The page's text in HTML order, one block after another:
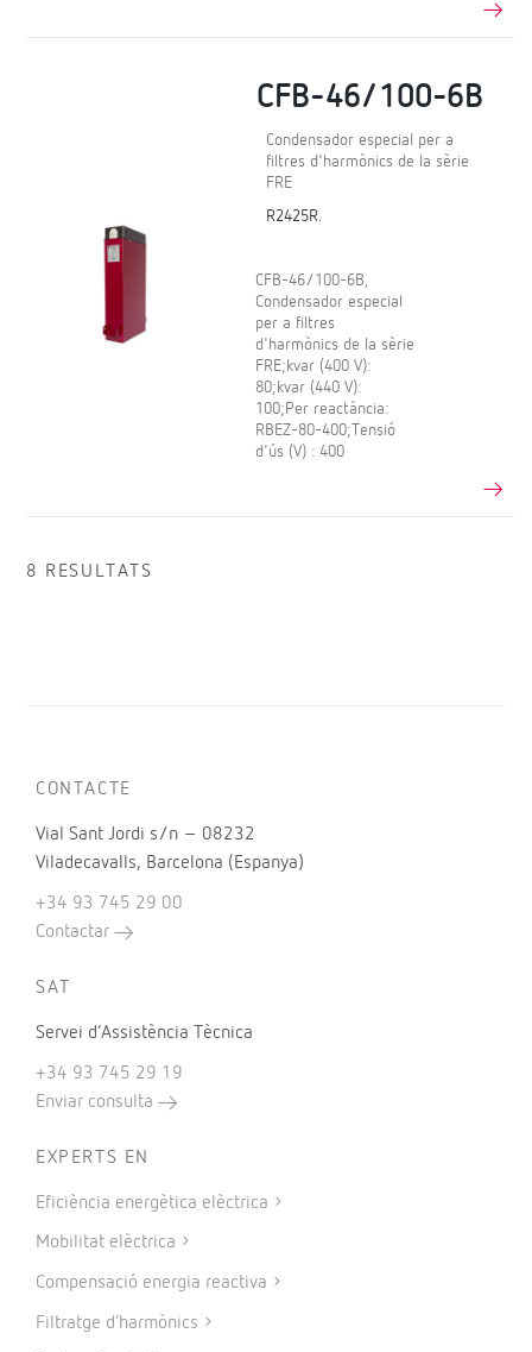
CFB-46/100-6B
Condensador especial per a
filtres d'harmònics de la sèrie
FRE
R2425R.
CFB-46/100-6B,
Condensador especial
per a filtres
d'harmònics de la sèrie
FRE;kvar (400 V):
80;kvar (440 V):
100;Per reactància:
RBEZ-80-400;Tensió
d'ús (V) : 400
8 RESULTATS
CONTACTE
Vial Sant Jordi s/n – 08232
Viladecavalls, Barcelona (Espanya)
+34 93 745 29 00
Contactar
SAT
Servei d’Assistència Tècnica
+34 93 745 29 19
Enviar consulta
EXPERTS EN
Eficiència energètica elèctrica
Mobilitat elèctrica
Compensació energia reactiva
Filtratge d’harmònics